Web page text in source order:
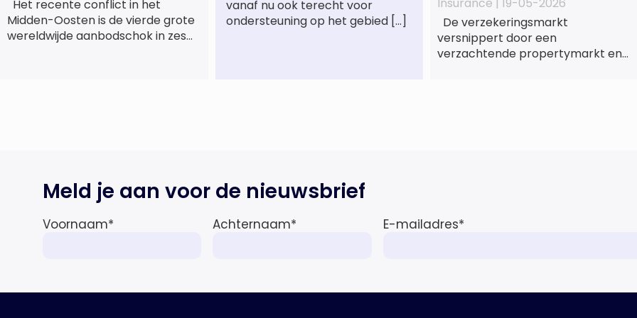
Het recente conflict in het
Midden-Oosten is de vierde grote
wereldwijde aanbodschok in zes
afnemen tot 1,3% in reële termen
vanaf nu ook terecht voor
ondersteuning op het gebied […]
De verzekeringsmarkt
versnippert door een
verzachtende propertymarkt en
van 2026 De bedrijfsmatige […]
Meld je aan voor de nieuwsbrief
Voornaam* Achternaam* E-mailadres*